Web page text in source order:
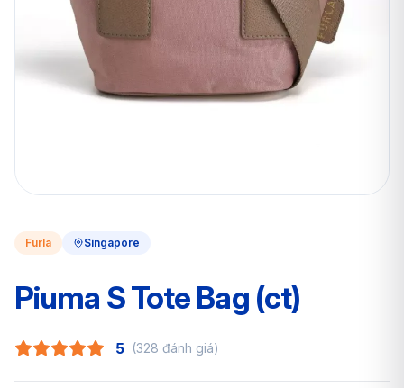
Furla Singapore
Piuma S Tote Bag (ct)
5 (328 đánh giá)